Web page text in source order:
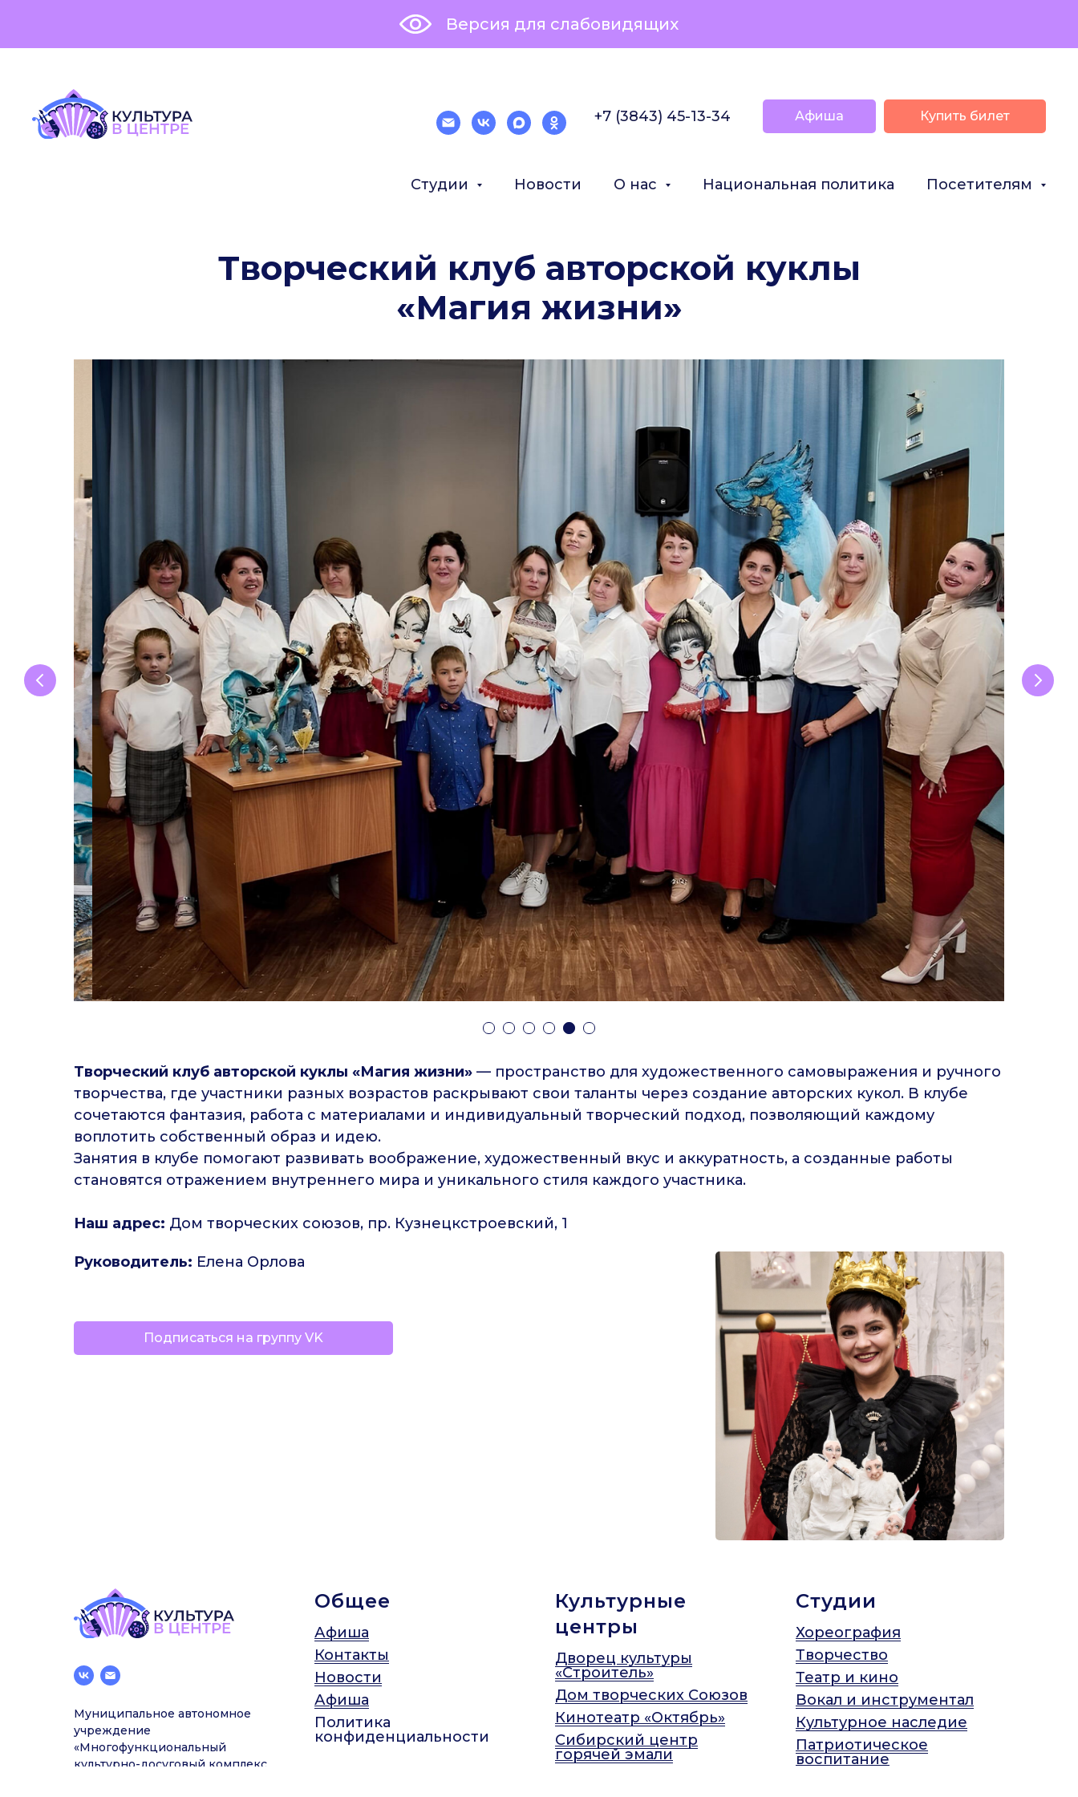
Версия для слабовидящих
+7 (3843) 45-13-34 Афиша Купить билет
Студии Новости О нас Национальная политика Посетителям
Творческий клуб авторской куклы
«Магия жизни»
Творческий клуб авторской куклы «Магия жизни» — пространство для художественного самовыражения и ручного
творчества, где участники разных возрастов раскрывают свои таланты через создание авторских кукол. В клубе
сочетаются фантазия, работа с материалами и индивидуальный творческий подход, позволяющий каждому
воплотить собственный образ и идею.
Занятия в клубе помогают развивать воображение, художественный вкус и аккуратность, а созданные работы
становятся отражением внутреннего мира и уникального стиля каждого участника.
Наш адрес: Дом творческих союзов, пр. Кузнецкстроевский, 1
Руководитель: Елена Орлова
Подписаться на группу VK
Муниципальное автономное
учреждение
«Многофункциональный
культурно-досуговый комплекс
Общее
Афиша
Контакты
Новости
Афиша
Политика
конфиденциальности
Культурные
центры
Дворец культуры
«Строитель»
Дом творческих Союзов
Кинотеатр «Октябрь»
Сибирский центр
горячей эмали
Студии
Хореография
Творчество
Театр и кино
Вокал и инструментал
Культурное наследие
Патриотическое
воспитание